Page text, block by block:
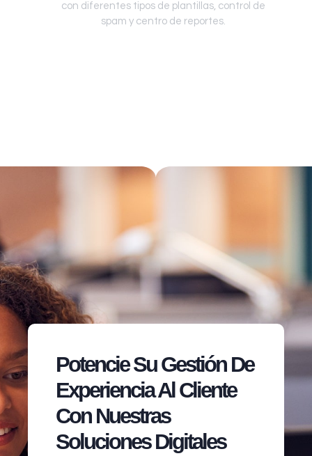
con diferentes tipos de plantillas, control de
spam y centro de reportes.
Potencie Su Gestión De
Experiencia Al Cliente
Con Nuestras
Soluciones Digitales